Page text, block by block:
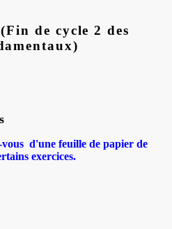
de cycle 2 des
d'une feuille de papier de
exercices.